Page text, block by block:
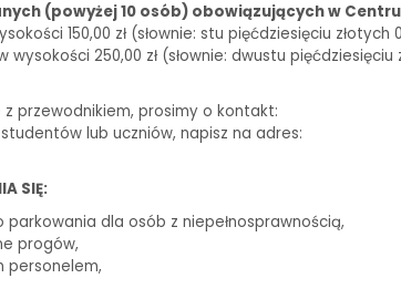
(powyżej 10 osób) obowiązujących w
150,00 zł (słownie: stu pięćdziesięciu złotych
250,00 zł (słownie: dwustu pięćdziesięciu
przewodnikiem, prosimy o kontakt:
lub uczniów, napisz na adres:
SIĘ:
dla osób z niepełnosprawnością,
progów,
personelem,